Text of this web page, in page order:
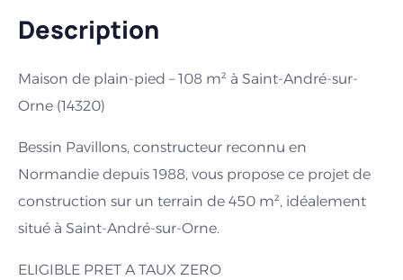
Description
Maison de plain-pied – 108 m² à Saint-André-sur-
Orne (14320)
Bessin Pavillons, constructeur reconnu en
Normandie depuis 1988, vous propose ce projet de
construction sur un terrain de 450 m², idéalement
situé à Saint-André-sur-Orne.
ELIGIBLE PRET A TAUX ZERO